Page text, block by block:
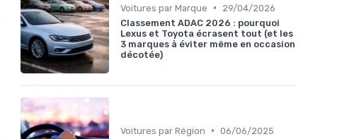
Voitures par Marque •
29/04/2026
Classement ADAC 2026 : pourquoi
Lexus et Toyota écrasent tout (et les
3 marques à éviter même en occasion
décotée)
Voitures par Région • 06/06/2025